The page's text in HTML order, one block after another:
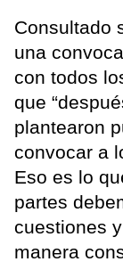
Consultado
una
con todos
que
plantearon
convocar a
Eso es lo
partes
cuestiones
manera